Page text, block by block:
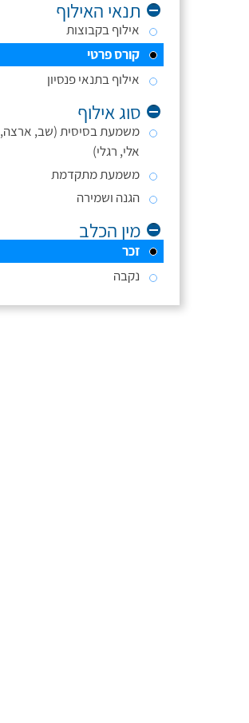
תנאי האילוף
אילוף בקבוצות
קורס פרטי
אילוף בתנאי פנסיון
סוג אילוף
משמעת בסיסית (שב, ארצה,
אלי, רגלי)
משמעת מתקדמת
הגנה ושמירה
מין הכלב
זכר
נקבה